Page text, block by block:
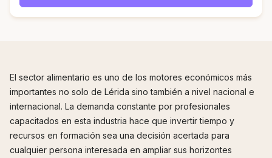
El sector alimentario es uno de los motores económicos más
importantes no solo de Lérida sino también a nivel nacional e
internacional. La demanda constante por profesionales
capacitados en esta industria hace que invertir tiempo y
recursos en formación sea una decisión acertada para
cualquier persona interesada en ampliar sus horizontes